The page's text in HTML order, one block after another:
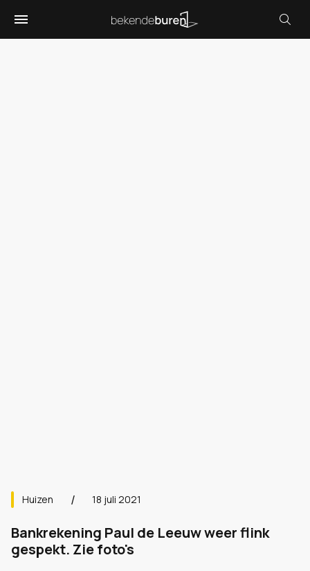
Huizen 18 juli 2021
Bankrekening Paul de Leeuw weer flink
gespekt. Zie foto's